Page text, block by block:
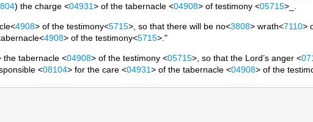
) the charge <04931> of the tabernacle <04908> of testimony <05715>_.
4908> of the testimony<5715>, so that there will be no<3808> wrath<7110>
4908> of the testimony<5715>."
the tabernacle <04908> of the testimony <05715>, so that the Lord’s anger <
<08104> for the care <04931> of the tabernacle <04908> of the